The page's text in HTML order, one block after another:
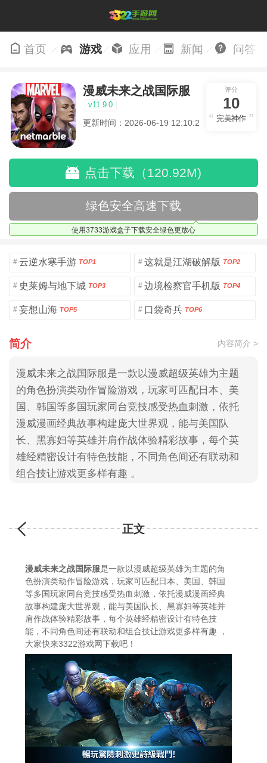
首页 游戏 应用 新闻 问答
漫威未来之战国际服
v11.9.0
更新时间：2026-06-19 12:10:25
评分
10
完美神作
点击下载（120.92M)
绿色安全高速下载
使用3733游戏盒子下载安全绿色更放心
# 云逆水寒手游 TOP1 # 这就是江湖破解版 TOP2
# 史莱姆与地下城 TOP3 # 边境检察官手机版 TOP4
# 妄想山海 TOP5 # 口袋奇兵 TOP6
简介 内容简介 >
漫威未来之战国际服是一款以漫威超级英雄为主题
的角色扮演类动作冒险游戏，玩家可匹配日本、美
国、韩国等多国玩家同台竞技感受热血刺激，依托
漫威漫画经典故事构建庞大世界观，能与美国队
长、黑寡妇等英雄并肩作战体验精彩故事，每个英
雄经精密设计有特色技能，不同角色间还有联动和
组合技让游戏更多样有趣 。
正文
漫威未来之战国际服是一款以漫威超级英雄为主题的角
色扮演类动作冒险游戏，玩家可匹配日本、美国、韩国
等多国玩家同台竞技感受热血刺激，依托漫威漫画经典
故事构建庞大世界观，能与美国队长、黑寡妇等英雄并
肩作战体验精彩故事，每个英雄经精密设计有特色技
能，不同角色间还有联动和组合技让游戏更多样有趣 ，
大家快来3322游戏网下载吧！